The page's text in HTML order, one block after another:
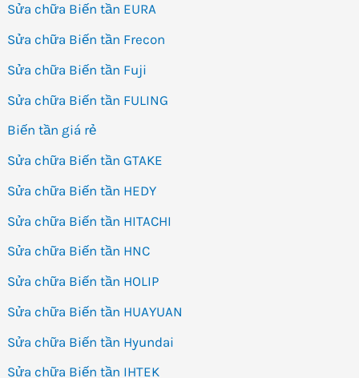
Sửa chữa Biến tần EURA
Sửa chữa Biến tần Frecon
Sửa chữa Biến tần Fuji
Sửa chữa Biến tần FULING
Biến tần giá rẻ
Sửa chữa Biến tần GTAKE
Sửa chữa Biến tần HEDY
Sửa chữa Biến tần HITACHI
Sửa chữa Biến tần HNC
Sửa chữa Biến tần HOLIP
Sửa chữa Biến tần HUAYUAN
Sửa chữa Biến tần Hyundai
Sửa chữa Biến tần IHTEK